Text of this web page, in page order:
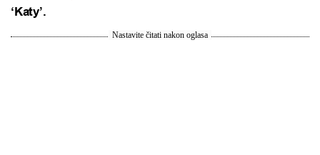
‘Katy’.
Nastavite čitati nakon oglasa